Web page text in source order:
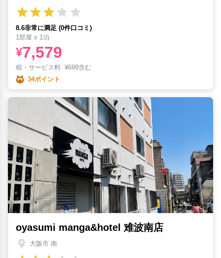
8.6非常に満足 (0件口コミ)
1部屋 x 1泊
¥7,579
税・サービス料 ¥699含む
34ポイント
oyasumi manga&hotel 难波南店
大阪市 南